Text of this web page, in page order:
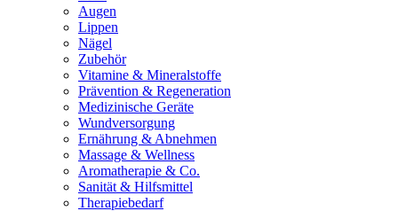
Augen
Lippen
Nägel
Zubehör
Vitamine & Mineralstoffe
Prävention & Regeneration
Medizinische Geräte
Wundversorgung
Ernährung & Abnehmen
Massage & Wellness
Aromatherapie & Co.
Sanität & Hilfsmittel
Therapiebedarf